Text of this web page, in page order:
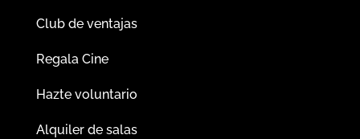
Club de ventajas
Regala Cine
Hazte voluntario
Alquiler de salas